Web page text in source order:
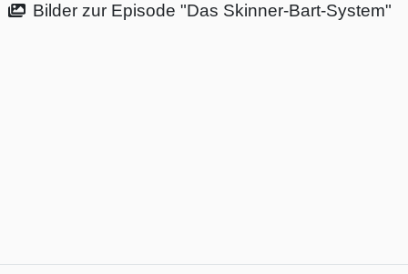
Bilder zur Episode "Das Skinner-Bart-System"